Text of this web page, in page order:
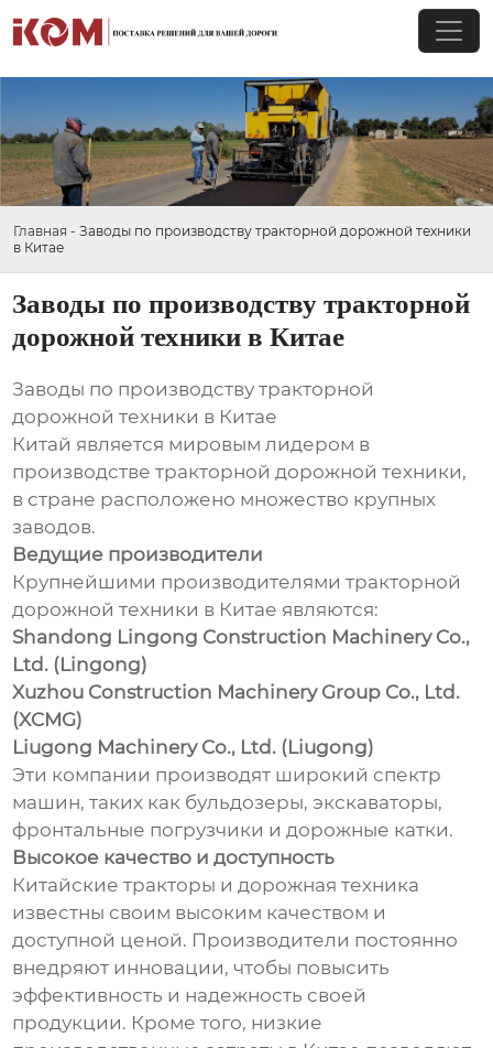
Главная - Заводы по производству тракторной дорожной техники
в Китае
Заводы по производству тракторной
дорожной техники в Китае
Заводы по производству тракторной
дорожной техники в Китае
Китай является мировым лидером в
производстве тракторной дорожной техники,
в стране расположено множество крупных
заводов.
Ведущие производители
Крупнейшими производителями тракторной
дорожной техники в Китае являются:
Shandong Lingong Construction Machinery Co.,
Ltd. (Lingong)
Xuzhou Construction Machinery Group Co., Ltd.
(XCMG)
Liugong Machinery Co., Ltd. (Liugong)
Эти компании производят широкий спектр
машин, таких как бульдозеры, экскаваторы,
фронтальные погрузчики и дорожные катки.
Высокое качество и доступность
Китайские тракторы и дорожная техника
известны своим высоким качеством и
доступной ценой. Производители постоянно
внедряют инновации, чтобы повысить
эффективность и надежность своей
продукции. Кроме того, низкие